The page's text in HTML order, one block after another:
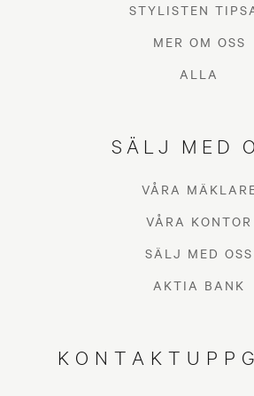
STYLISTEN
MER OM OSS
ALLA
SÄLJ MED
VÅRA
VÅRA KONTOR
SÄLJ MED OSS
AKTIA BANK